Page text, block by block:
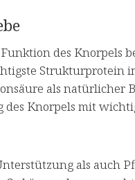
des Knorpels
Strukturprotein
als natürlicher
des Knorpels mit
als auch